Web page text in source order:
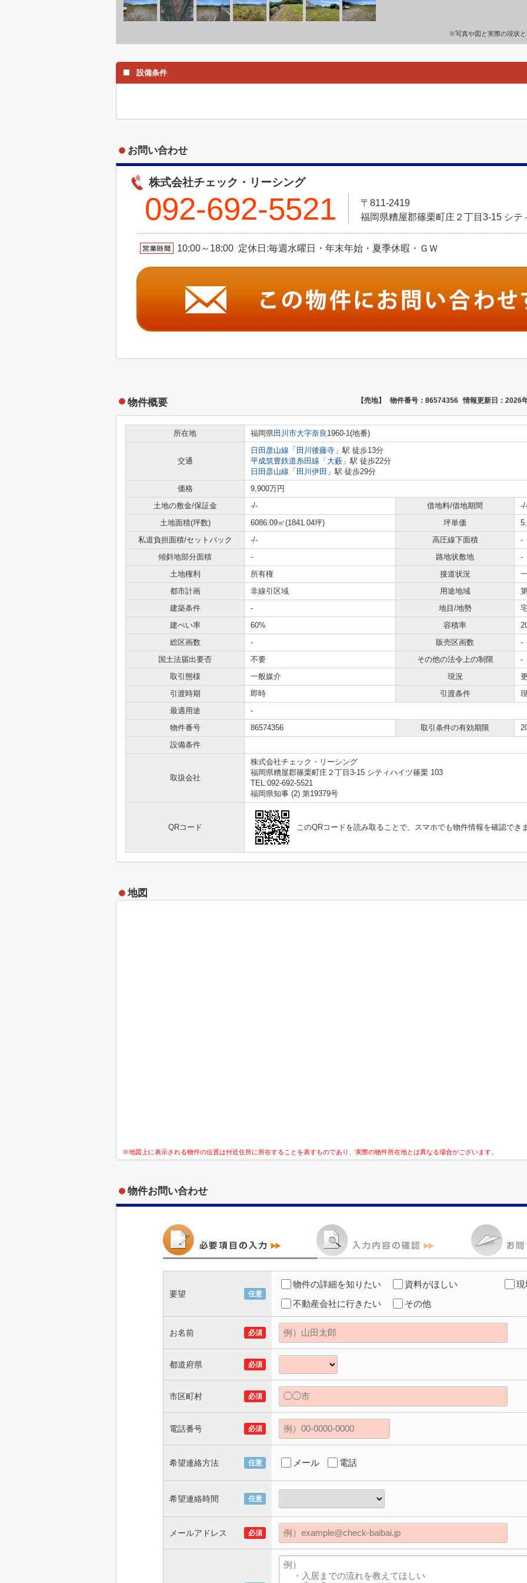
※写真や図と実際の現状
設備条件
お問い合わせ
株式会社チェック・リーシング
092-692-5521
〒811-2419
福岡県糟屋郡篠栗町庄２丁目3-15 シテ
10:00～18:00 定休日:毎週水曜日・年末年始・夏季休暇・ＧＷ
物件概要 【売地】 物件番号：86574356 情報更新日：2026
所在地 福岡県 田川市大字奈良 1960-1(地番)
交通
日田彦山線 「 田川後藤寺 」駅 徒歩13分
平成筑豊鉄道糸田線 「 大藪 」駅 徒歩22分
日田彦山線 「 田川伊田 」駅 徒歩29分
価格
9,900万円
土地の敷金/保証金
-/- 借地料/借地期間
-/-
土地面積(坪数)
6086.09㎡(1841.04坪) 坪単価
私道負担面積/セットバック
-/- 高圧線下面積
-
傾斜地部分面積
- 路地状敷地
-
土地権利
所有権 接道状況
都市計画
非線引区域 用途地域
建築条件
- 地目/地勢
建ぺい率
60% 容積率
総区画数
- 販売区画数
-
国土法届出要否
不要 その他の法令上の制限
-
取引態様
一般媒介 現況
引渡時期
即時 引渡条件
最適用途
-
物件番号
86574356 取引条件の有効期限
設備条件
取扱会社
株式会社チェック・リーシング
福岡県糟屋郡篠栗町庄２丁目3-15 シティハイツ篠栗 103
TEL:092-692-5521
福岡県知事 (2) 第19379号
QRコード このQRコードを読み取ることで、スマホでも物件情報を確認でき
地図
※地図上に表示される物件の位置は付近住所に所在することを表すものであり、実際の物件所在地とは異なる場合がございます。
物件お問い合わせ
要望 任意
物件の詳細を知りたい 資料がほしい
現
不動産会社に行きたい
その他
お名前 必須
都道府県 必須
市区町村 必須
電話番号 必須
希望連絡方法 任意 メール 電話
希望連絡時間 任意
メールアドレス 必須